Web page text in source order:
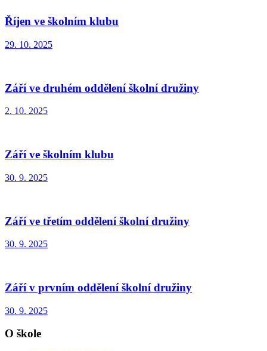
Říjen ve školním klubu
29. 10. 2025
Září ve druhém oddělení školní družiny
2. 10. 2025
Září ve školním klubu
30. 9. 2025
Září ve třetím oddělení školní družiny
30. 9. 2025
Září v prvním oddělení školní družiny
30. 9. 2025
O škole